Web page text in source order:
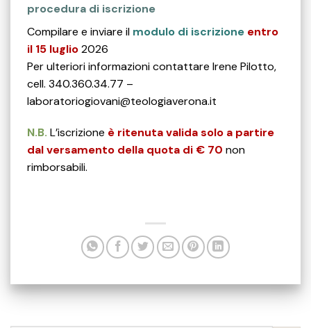
procedura di iscrizione
Compilare e inviare il modulo di iscrizione entro
il 15 luglio2026
Per ulteriori informazioni contattare Irene Pilotto,
cell. 340.360.34.77 –
laboratoriogiovani@teologiaverona.it
N.B. L’iscrizione è ritenuta valida solo a partire
dal versamento della quota di € 70 non
rimborsabili.